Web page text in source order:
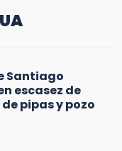
Santiago
escasez de
pipas y pozo